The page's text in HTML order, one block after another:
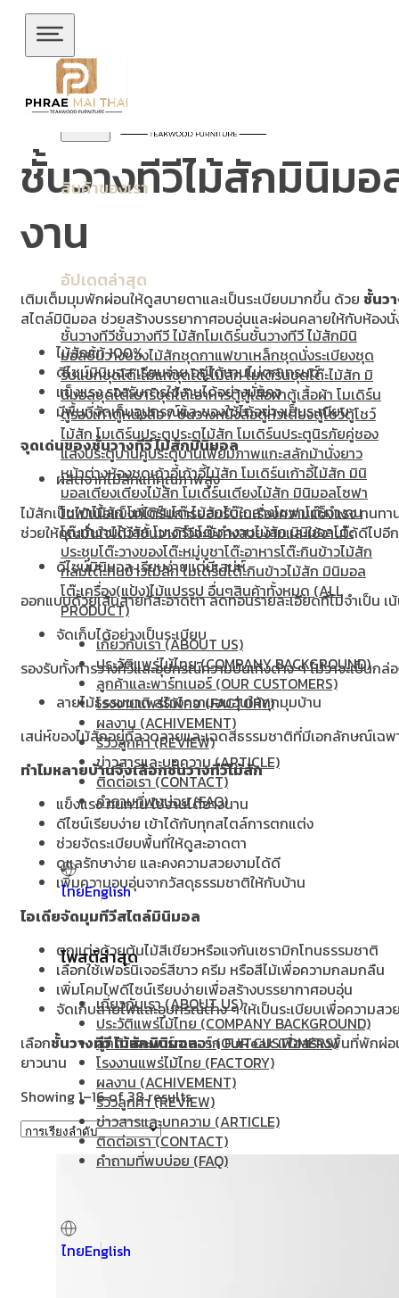
ข้ามไปยังเนื้อหาหลัก
สินค้าของเรา
อัปเดตล่าสุด
ชั้นวางทีวีชั้นวางทีวี ไม้สักโมเดิร์นชั้นวางทีวี ไม้สักมินิ
มอลชั้นวางของไม้สักชุดกาแฟขาเหล็กชุดนั่งระเบียงชุด
รับแขกชุดโต๊ะไม้แท้ชุดโต๊ะไม้สัก โมเดิร์นชุดโต๊ะไม้สัก มิ
นิมอลชุดโต๊ะบาร์ชุดโต๊ะอาหารตู้ตู้เสื้อผ้าตู้เสื้อผ้า โมเดิร์น
ตู้รองเท้าตู้หนังสือ / ชั้นวางหนังสือตู้หัวเตียงตู้โชว์ตู้โชว์
ไม้สัก โมเดิร์นประตูประตูไม้สัก โมเดิร์นประตูนิรภัยคู่ชอง
แสงประตูบานคู่ประตูบานเฟี้ยมภาพแกะสลักม้านั่งยาว
หน้าต่างห้องชุดเก้าอี้เก้าอี้ไม้สัก โมเดิร์นเก้าอี้ไม้สัก มินิ
มอลเตียงเตียงไม้สัก โมเดิร์นเตียงไม้สัก มินิมอลโซฟา
โซฟาไม้สัก โมเดิร์นโต๊ะไม้สักโต๊ะกลางโซฟาโต๊ะทำงาน
โต๊ะทํางานไม้สัก โมเดิร์นโต๊ะทำงานไม้สัก มินิมอลโต๊ะ
ประชุมโต๊ะวางของโต๊ะหมู่บูชาโต๊ะอาหารโต๊ะกินข้าวไม้สัก
กลมโต๊ะกินข้าวไม้สัก โมเดิร์นโต๊ะกินข้าวไม้สัก มินิมอล
โต๊ะเครื่อง(แป้ง)ไม้แปรรูป อื่นๆสินค้าทั้งหมด (ALL
PRODUCT)
เกี่ยวกับเรา (ABOUT US)
ประวัติแพร่ไม้ไทย (COMPANY BACKGROUND)
ลูกค้าและพาร์ทเนอร์ (OUR CUSTOMERS)
โรงงานแพร่ไม้ไทย (FACTORY)
ผลงาน (ACHIVEMENT)
รีวิวลูกค้า (REVIEW)
ข่าวสารและบทความ (ARTICLE)
ติดต่อเรา (CONTACT)
คำถามที่พบบ่อย (FAQ)
English
ไทย
โพสต์ล่าสุด
เกี่ยวกับเรา (ABOUT US)
ประวัติแพร่ไม้ไทย (COMPANY BACKGROUND)
ลูกค้าและพาร์ทเนอร์ (OUR CUSTOMERS)
โรงงานแพร่ไม้ไทย (FACTORY)
ผลงาน (ACHIVEMENT)
รีวิวลูกค้า (REVIEW)
ข่าวสารและบทความ (ARTICLE)
ติดต่อเรา (CONTACT)
คำถามที่พบบ่อย (FAQ)
English
ไทย
ชั้นวางทีวีไม้สักมินิมอ
งาน
เติมเต็มมุมพักผ่อนให้ดูสบายตาและเป็นระเบียบมากขึ้น ด้วย ชั้นว
สไตล์มินิมอล ช่วยสร้างบรรยากาศอบอุ่นและผ่อนคลายให้กับห้อง
ไม้สักแท้ 100%
ดีไซน์มินิมอล เรียบง่าย อยู่ได้นานไม่ตกเทรนด์
แข็งแรง รองรับการใช้งานได้อย่างมั่นคง
มีพื้นที่จัดเก็บอุปกรณ์และของใช้ได้อย่างเป็นระเบียบ
จุดเด่นของชั้นวางทีวี ไม้สักมินิมอล
ผลิตจากไม้สักแท้คุณภาพสูง
ไม้สักเป็นไม้เนื้อแข็งที่ได้รับการยอมรับในเรื่องความแข็งแรง ทนท
ช่วยให้คุณมั่นใจได้ว่าชั้นวางทีวีจะยังคงสวยงามและใช้งานได้ดีไปอี
ดีไซน์มินิมอล เรียบง่ายแต่มีเสน่ห์
ออกแบบด้วยเส้นสายที่สะอาดตา ลดทอนรายละเอียดที่ไม่จำเป็น
จัดเก็บได้อย่างเป็นระเบียบ
รองรับทั้งการวางทีวีและอุปกรณ์ความบันเทิงต่าง ๆ ไม่ว่าจะเป็น
ลายไม้ธรรมชาติ สร้างความอบอุ่นให้ทุกมุมบ้าน
เสน่ห์ของไม้สักอยู่ที่ลวดลายและเฉดสีธรรมชาติที่มีเอกลักษณ์เฉ
ทำไมหลายบ้านจึงเลือกชั้นวางทีวีไม้สัก
แข็งแรง ทนทาน ใช้งานได้ยาวนาน
ดีไซน์เรียบง่าย เข้าได้กับทุกสไตล์การตกแต่ง
ช่วยจัดระเบียบพื้นที่ให้ดูสะอาดตา
ดูแลรักษาง่าย และคงความสวยงามได้ดี
เพิ่มความอบอุ่นจากวัสดุธรรมชาติให้กับบ้าน
ไอเดียจัดมุมทีวีสไตล์มินิมอล
ตกแต่งด้วยต้นไม้สีเขียวหรือแจกันเซรามิกโทนธรรมชาติ
เลือกใช้เฟอร์นิเจอร์สีขาว ครีม หรือสีไม้เพื่อความกลมกลืน
เพิ่มโคมไฟดีไซน์เรียบง่ายเพื่อสร้างบรรยากาศอบอุ่น
จัดเก็บสายไฟและอุปกรณ์ต่าง ๆ ให้เป็นระเบียบเพื่อความสว
เลือกชั้นวางทีวี ไม้สักมินิมอลจาก FurTeak เพื่อสร้างพื้นที่พักผ่
ยาวนาน
Showing 1–16 of 38 results